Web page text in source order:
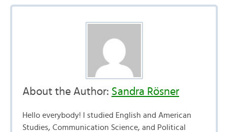
About the Author: Sandra Rösner
Hello everybody! I studied English and American
Studies, Communication Science, and Political